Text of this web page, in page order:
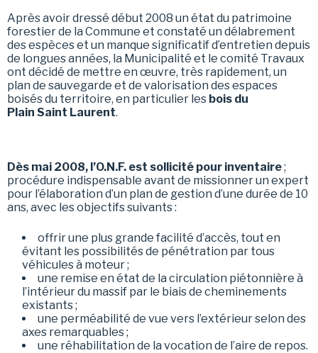
Après avoir dressé début 2008 un état du patrimoine
forestier de la Commune et constaté un délabrement
des espèces et un manque significatif d’entretien depuis
de longues années, la Municipalité et le comité Travaux
ont décidé de mettre en œuvre, très rapidement, un
plan de sauvegarde et de valorisation des espaces
boisés du territoire, en particulier les bois du
Plain Saint Laurent.
Dès mai 2008, l’O.N.F. est sollicité pour inventaire;
procédure indispensable avant de missionner un expert
pour l’élaboration d’un plan de gestion d’une durée de 10
ans, avec les objectifs suivants :
offrir une plus grande facilité d’accès, tout en
évitant les possibilités de pénétration par tous
véhicules à moteur ;
une remise en état de la circulation piétonnière à
l’intérieur du massif par le biais de cheminements
existants ;
une perméabilité de vue vers l’extérieur selon des
axes remarquables ;
une réhabilitation de la vocation de l’aire de repos.